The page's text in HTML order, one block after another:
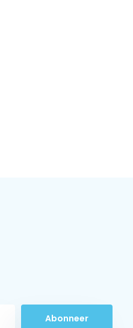
Abonneer